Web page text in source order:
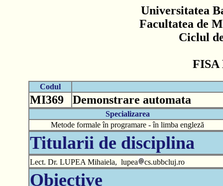
Universitatea
Facultatea de
Ciclul
FISA
Codul
MI369 Demonstrare automata
Specializarea
Metode formale în programare - în limba engleză
Titularii de disciplina
Lect. Dr. LUPEA Mihaiela, lupea cs.ubbcluj.ro
Obiective